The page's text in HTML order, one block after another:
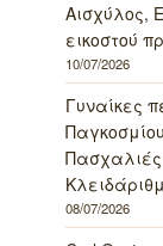
Αισχύλος,
εικοστού
10/07/2026
Γυναίκες
08/07/2026